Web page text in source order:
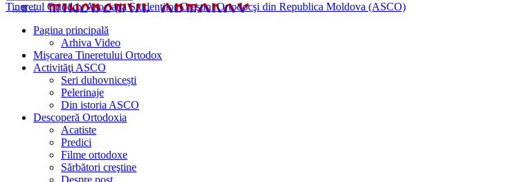
Tineretul OrtodoxAsociaţia Studenţilor Creştini Ortodocşi din Republica Moldova (ASCO)
Pagina principală
Arhiva Video
Mișcarea Tineretului Ortodox
Activităţi ASCO
Seri duhovnicești
Pelerinaje
Din istoria ASCO
Descoperă Ortodoxia
Acatiste
Predici
Filme ortodoxe
Sărbători creştine
Despre post